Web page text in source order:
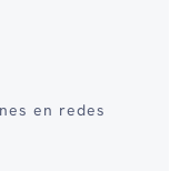
en redes